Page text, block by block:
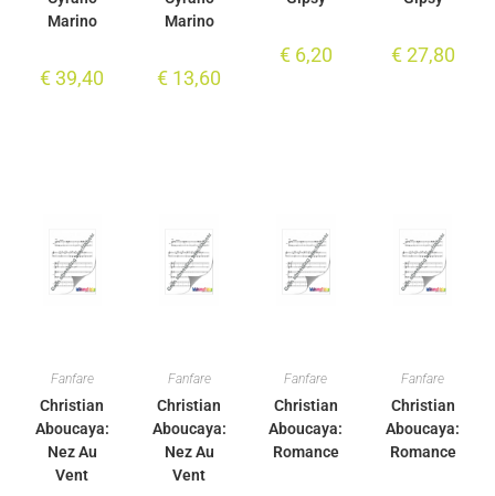
Marino
€39,40
Marino
€ 13,60
€6,20 €27,80
Fanfare
Christian
Aboucaya:
Nez Au
Vent
Fanfare
Christian
Aboucaya:
Nez Au
Vent
Fanfare
Christian
Aboucaya:
Romance
Fanfare
Christian
Aboucaya:
Romance